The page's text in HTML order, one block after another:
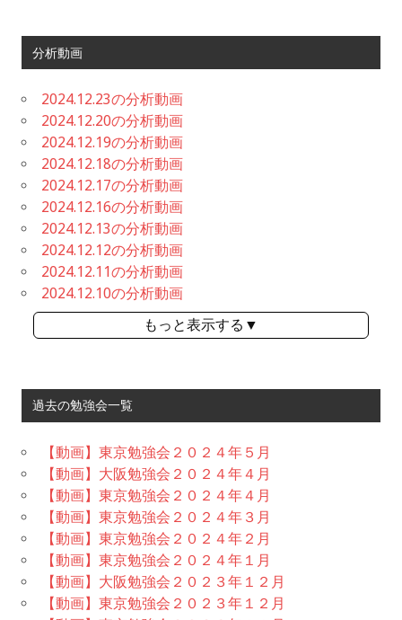
分析動画
2024.12.23の分析動画
2024.12.20の分析動画
2024.12.19の分析動画
2024.12.18の分析動画
2024.12.17の分析動画
2024.12.16の分析動画
2024.12.13の分析動画
2024.12.12の分析動画
2024.12.11の分析動画
2024.12.10の分析動画
もっと表示する▼
過去の勉強会一覧
【動画】東京勉強会２０２４年５月
【動画】大阪勉強会２０２４年４月
【動画】東京勉強会２０２４年４月
【動画】東京勉強会２０２４年３月
【動画】東京勉強会２０２４年２月
【動画】東京勉強会２０２４年１月
【動画】大阪勉強会２０２３年１２月
【動画】東京勉強会２０２３年１２月